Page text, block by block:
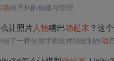
动画序列的创建与管理。
让照片人物嘴巴动起来？这
绍了一种使用手机软件轻松制作动